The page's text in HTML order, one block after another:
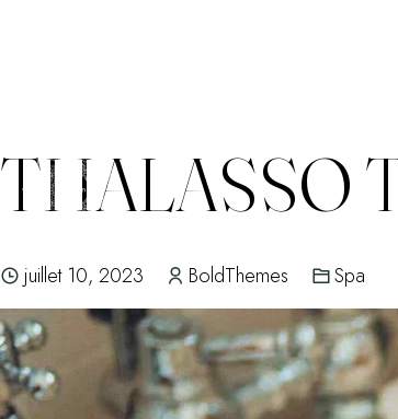
Skip
to
content
THALASSO
juillet 10, 2023 BoldThemes Spa